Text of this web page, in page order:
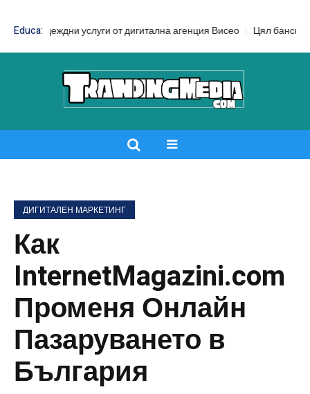
Educa:услуги от дигитална агенция Висео Цял бански срещу
ДИГИТАЛЕН МАРКЕТИНГ
Как
InternetMagazini.com
Променя Онлайн
Пазаруването в
България